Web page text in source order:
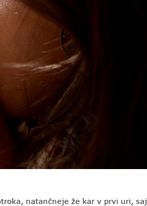
natančneje že kar v prvi uri, saj